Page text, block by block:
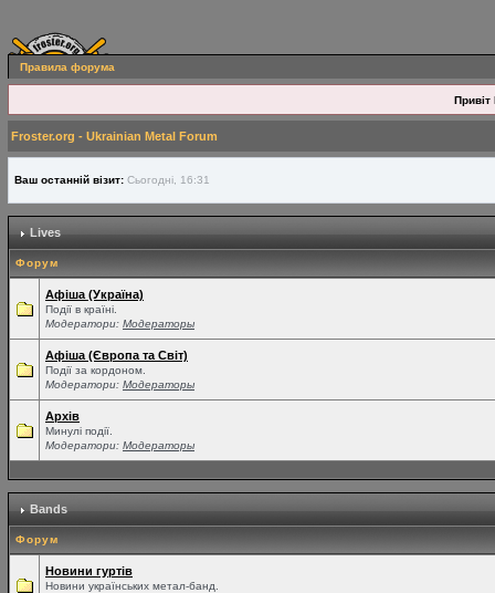
Правила форума
Привіт
Froster.org - Ukrainian Metal Forum
Ваш останній візит: Сьогодні, 16:31
Lives
Форум
Афіша (Україна)
Події в країні.
Модератори: Модераторы
Афіша (Європа та Світ)
Події за кордоном.
Модератори: Модераторы
Архів
Минулі події.
Модератори: Модераторы
Bands
Форум
Новини гуртів
Новини українських метал-банд.